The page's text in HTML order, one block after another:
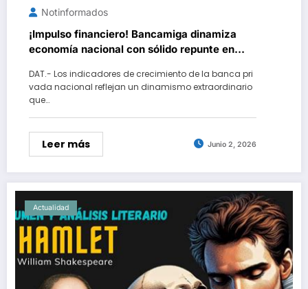
Notinformados
¡Impulso financiero! Bancamiga dinamiza
economía nacional con sólido repunte en
DAT.- Los indicadores de crecimiento de la banca pri
vada nacional reflejan un dinamismo extraordinario
que…
Leer más Junio 2, 2026
Actualidad